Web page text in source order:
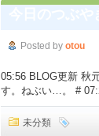
Posted by otou
05:56 BLOG更新 秋
す。ねぶい…。 #
未分類